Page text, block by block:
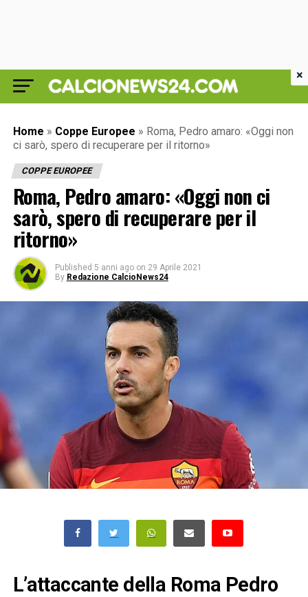
Home » Coppe Europee » Roma, Pedro amaro: «Oggi non
ci sarò, spero di recuperare per il ritorno»
COPPE EUROPEE
Roma, Pedro amaro: «Oggi non ci
sarò, spero di recuperare per il
ritorno»
Published 5 anni ago on 29 Aprile 2021
By Redazione CalcioNews24
L’attaccante della Roma Pedro
×